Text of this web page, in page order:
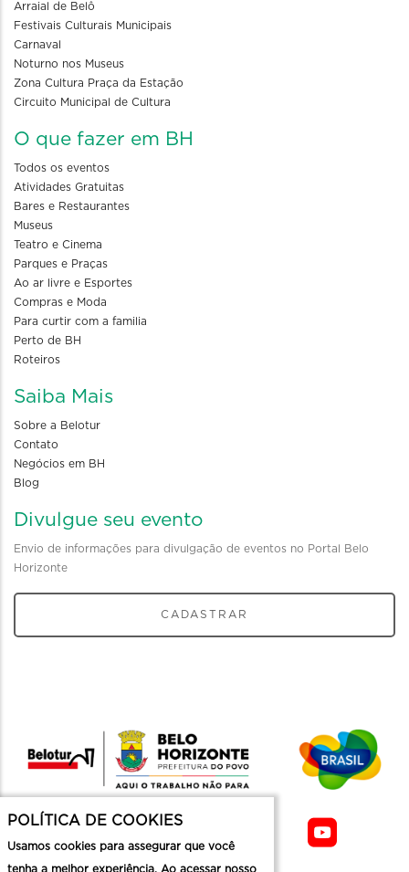
Arraial de Belô
Festivais Culturais Municipais
Carnaval
Noturno nos Museus
Zona Cultura Praça da Estação
Circuito Municipal de Cultura
O que fazer em BH
Todos os eventos
Atividades Gratuitas
Bares e Restaurantes
Museus
Teatro e Cinema
Parques e Praças
Ao ar livre e Esportes
Compras e Moda
Para curtir com a familia
Perto de BH
Roteiros
Saiba Mais
Sobre a Belotur
Contato
Negócios em BH
Blog
Divulgue seu evento
Envio de informações para divulgação de eventos no Portal Belo
Horizonte
CADASTRAR
POLÍTICA DE COOKIES
Usamos cookies para assegurar que você
tenha a melhor experiência. Ao acessar nosso